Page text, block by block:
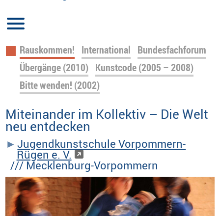
Navigation
überspringen
Rauskommen! International Bundesfachforum
Übergänge (2010) Kunstcode (2005 – 2008)
Bitte wenden! (2002)
Miteinander im Kollektiv – Die Welt
neu entdecken
Jugendkunstschule Vorpommern-
Rügen e. V.
/// Mecklenburg-Vorpommern